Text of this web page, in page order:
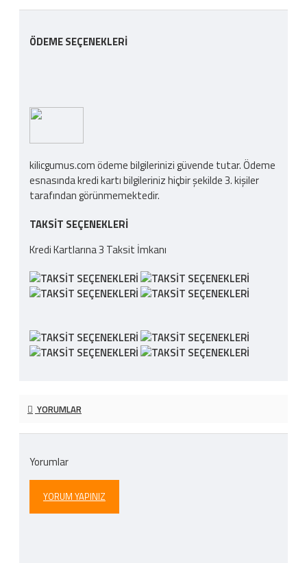
ÖDEME SEÇENEKLERI
kilicgumus.com ödeme bilgilerinizi güvende tutar. Ödeme
esnasında kredi kartı bilgileriniz hiçbir şekilde 3. kişiler
tarafından görünmemektedir.
TAKSIT SEÇENEKLERI
Kredi Kartlarına 3 Taksit İmkanı
YORUMLAR
Yorumlar
YORUM YAPINIZ